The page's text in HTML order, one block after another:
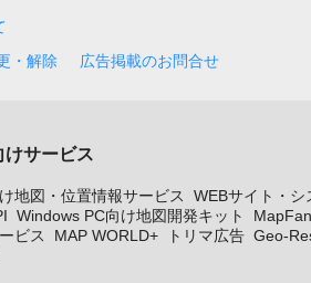
・解除 広告掲載のお問合せ
けサービス
地図・位置情報サービス
WEBサイト・シ
Windows PC向け地図開発キット
ビス
MAP WORLD+ トリマ広告 Geo-